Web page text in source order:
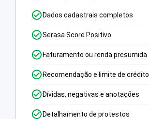
Dados cadastrais completos
Serasa Score Positivo
Faturamento ou renda presumida
Recomendação e limite de crédito
Dívidas, negativas e anotações
Detalhamento de protestos